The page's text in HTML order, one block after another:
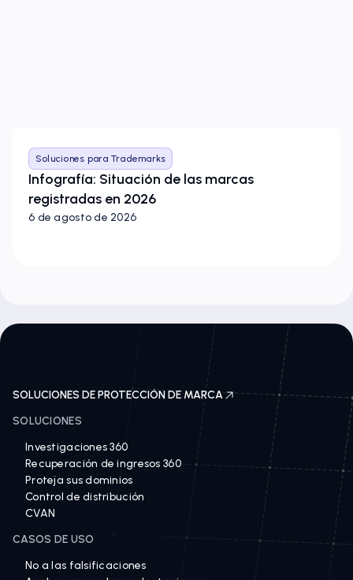
Soluciones para Trademarks
Infografía: Situación de las marcas
registradas en 2026
6 de agosto de 2026
SOLUCIONES DE PROTECCIÓN DE MARCA
SOLUCIONES
Investigaciones 360
Recuperación de ingresos 360
Proteja sus dominios
Control de distribución
CVAN
CASOS DE USO
No a las falsificaciones